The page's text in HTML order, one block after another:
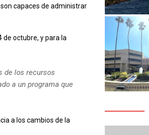
capaces de administrar
de octubre, y para la
de los recursos
a un programa que
a los cambios de la